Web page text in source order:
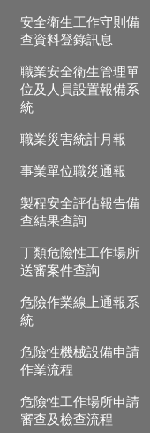
安全衛生工作守則備
查資料登錄訊息
職業安全衛生管理單
位及人員設置報備系
統
職業災害統計月報
事業單位職災通報
製程安全評估報告備
查結果查詢
丁類危險性工作場所
送審案件查詢
危險作業線上通報系
統
危險性機械設備申請
作業流程
危險性工作場所申請
審查及檢查流程